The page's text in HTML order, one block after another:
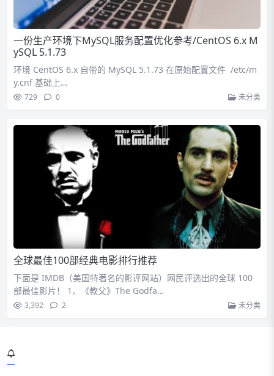
一份生产环境下MySQL服务配置优化参考/CentOS 6.x M
ySQL 5.1.73
环境 CentOS 6.x 自带的 MySQL 5.1.73 在原始配置文件 /etc/m
y.cnf 基础上…
729 0 未分类
全球最佳100部经典电影排行推荐
下面是 IMDB（美国特著名的影评网站）网民评选出的全球 100
部最佳影片！ 1、《教父》The Godfa…
3,392 2 未分类